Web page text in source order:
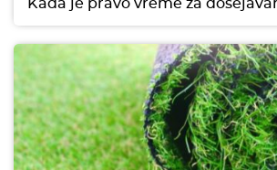
Kada je pravo vreme za